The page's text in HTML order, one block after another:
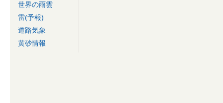
世界の雨雲
雷(予報)
道路気象
黄砂情報